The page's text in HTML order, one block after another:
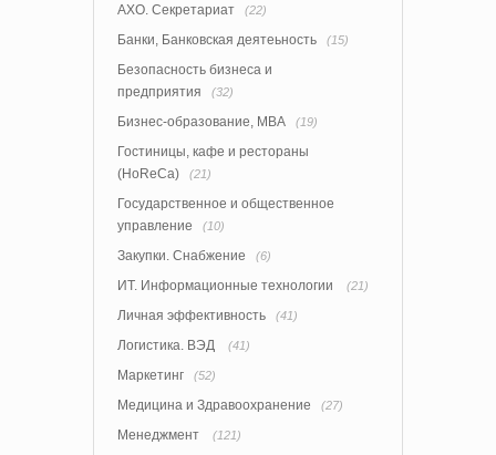
АХО. Секретариат (22)
Банки, Банковская деятеьность (15)
Безопасность бизнеса и
предприятия
(32)
Бизнес-образование, MBA (19)
Гостиницы, кафе и рестораны
(HoReCa)
(21)
Государственное и общественное
управление
(10)
Закупки. Снабжение (6)
ИТ. Информационные технологии (21)
Личная эффективность (41)
Логистика. ВЭД (41)
Маркетинг (52)
Медицина и Здравоохранение (27)
Менеджмент (121)